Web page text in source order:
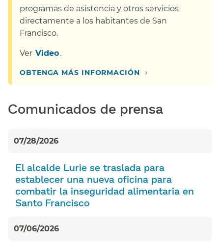
programas de asistencia y otros servicios
directamente a los habitantes de San
Francisco.​​
Ver​​ Video​​.
OBTENGA MÁS INFORMACIÓN​​ ›
Comunicados de prensa​​
07/28/2026
El alcalde Lurie se traslada para
establecer una nueva oficina para
combatir la inseguridad alimentaria en
Santo Francisco​​
07/06/2026